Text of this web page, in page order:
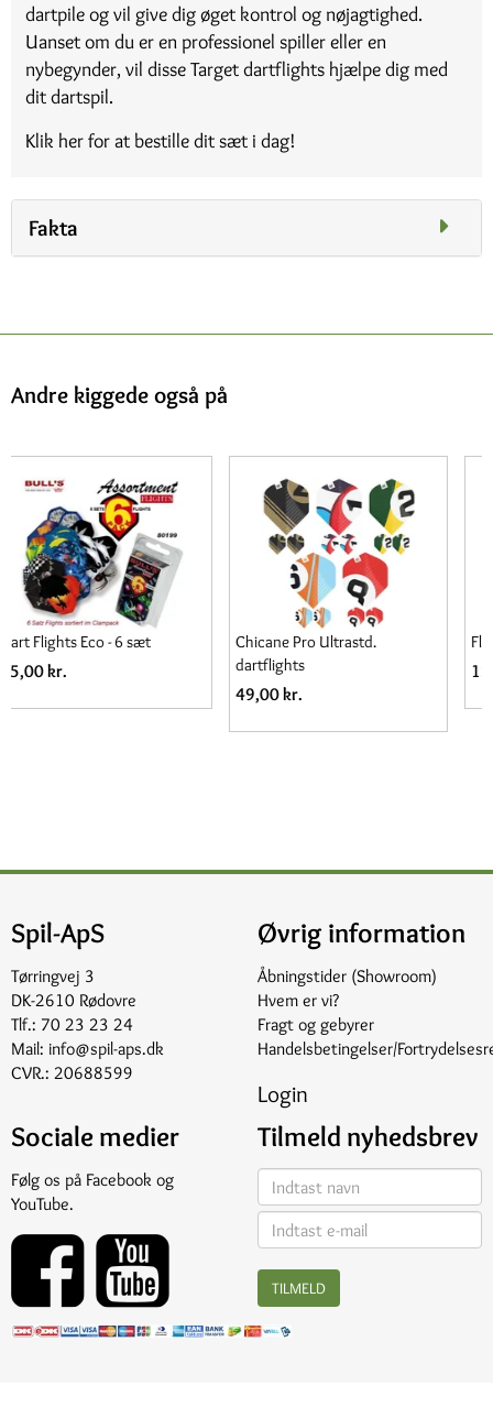
dartpile og vil give dig øget kontrol og nøjagtighed.
Uanset om du er en professionel spiller eller en
nybegynder, vil disse Target dartflights hjælpe dig med
dit dartspil.
Klik her for at bestille dit sæt i dag!
Fakta
Andre kiggede også på
Chicane Pro Ultrastd.
dartflights
Flights Luke Littler Pro Ultra
15,00 kr.
Spil-ApS
Tørringvej 3
DK-2610 Rødovre
Tlf.: 70 23 23 24
Mail: info@spil-aps.dk
CVR.: 20688599
Øvrig information
Åbningstider (Showroom)
Hvem er vi?
Fragt og gebyrer
Handelsbetingelser/
Login
Sociale medier
Følg os på Facebook og
YouTube.
Tilmeld nyhedsbrev
TILMELD